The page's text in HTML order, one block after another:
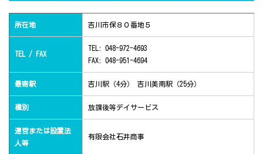
所在地 吉川市保８０番地５
TEL / FAX
TEL: 048-972-4693
FAX: 048-951-4694
最寄駅 吉川駅（4分） 吉川美南駅（25分）
種別 放課後等デイサービス
運営または設置法
人等
有限会社石井商事